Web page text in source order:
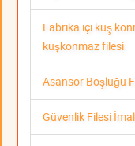
Fabrika içi kuş
kuşkonmaz filesi
Asansör Boşluğu
Güvenlik Filesi